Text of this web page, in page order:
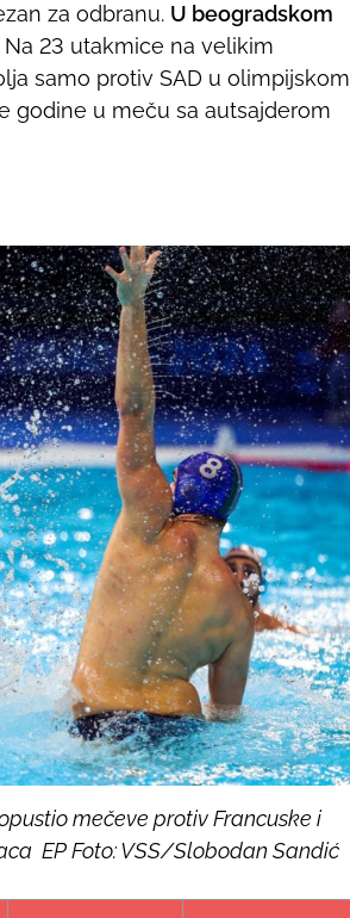
za odbranu. U beogradskom
Na 23 utakmice na velikim
samo protiv SAD u olimpijskom
godine u meču sa autsajderom
mečeve protiv Francuske i
EP Foto: VSS/Slobodan Sandić